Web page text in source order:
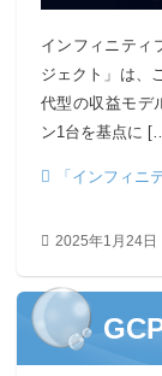
インフィニテ
ジェクト」は、
代型の収益モデ
ン1台を基点に
「インフィニ
2025年1月24日